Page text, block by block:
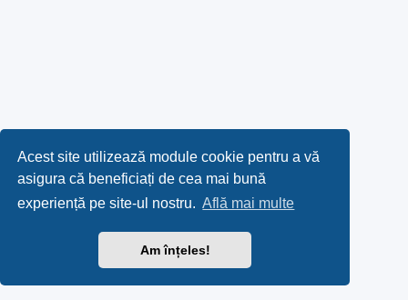
Acest site utilizează module cookie pentru a vă
asigura că beneficiați de cea mai bună
experiență pe site-ul nostru. Află mai multe
Am înțeles!